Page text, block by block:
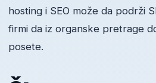
hosting i SEO može da podrži
firmi da iz organske pretrage
posete.